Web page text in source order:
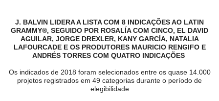
J. BALVIN LIDERA A LISTA COM 8 INDICAÇÕES AO LATIN
GRAMMY®, SEGUIDO POR ROSALÍA COM CINCO, EL DAVID
AGUILAR, JORGE DREXLER, KANY GARCÍA, NATALIA
LAFOURCADE E OS PRODUTORES MAURICIO RENGIFO E
ANDRÉS TORRES COM QUATRO INDICAÇÕES
Os indicados de 2018 foram selecionados entre os quase 14.000
projetos registrados em 49 categorias durante o período de
elegibilidade